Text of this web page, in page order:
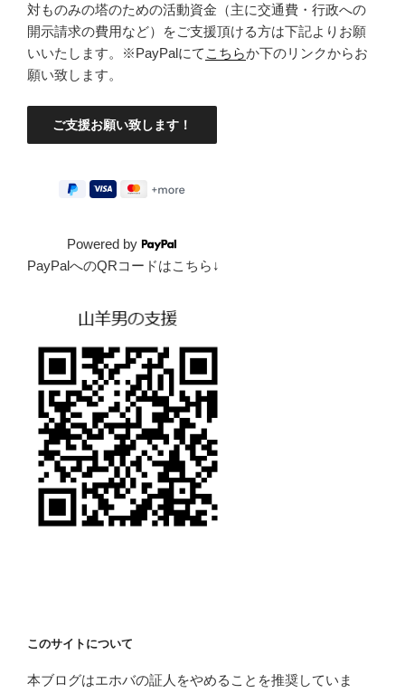
対ものみの塔のための活動資金（主に交通費・行政への
開示請求の費用など）をご支援頂ける方は下記よりお願
いいたします。※PayPalにて こちらか下のリンクからお
願い致します。
Powered by
PayPalへのQRコードはこちら↓
このサイトについて
本ブログはエホバの証人をやめることを推奨していま